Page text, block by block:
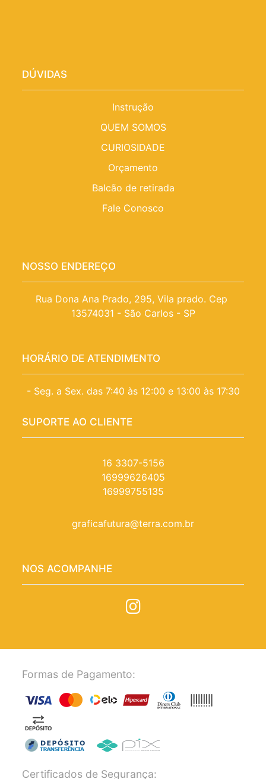
DÚVIDAS
Instrução
QUEM SOMOS
CURIOSIDADE
Orçamento
Balcão de retirada
Fale Conosco
NOSSO ENDEREÇO
Rua Dona Ana Prado, 295, Vila prado. Cep
13574031 - São Carlos - SP
HORÁRIO DE ATENDIMENTO
- Seg. a Sex. das 7:40 às 12:00 e 13:00 às 17:30
SUPORTE AO CLIENTE
16 3307-5156
16999626405
16999755135
graficafutura@terra.com.br
NOS ACOMPANHE
Formas de Pagamento:
Certificados de Segurança: